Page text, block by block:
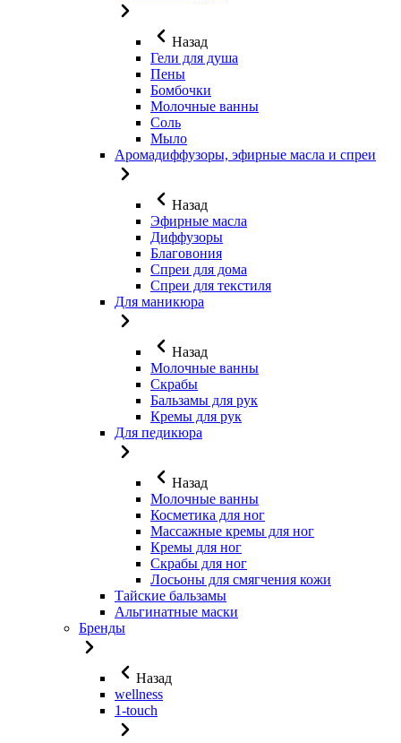
Назад
Гели для душа
Пены
Бомбочки
Молочные ванны
Соль
Мыло
Аромадиффузоры, эфирные масла и спреи
Назад
Эфирные масла
Диффузоры
Благовония
Спреи для дома
Спреи для текстиля
Для маникюра
Назад
Молочные ванны
Скрабы
Бальзамы для рук
Кремы для рук
Для педикюра
Назад
Молочные ванны
Косметика для ног
Массажные кремы для ног
Кремы для ног
Скрабы для ног
Лосьоны для смягчения кожи
Тайские бальзамы
Альгинатные маски
Бренды
Назад
wellness
1-touch